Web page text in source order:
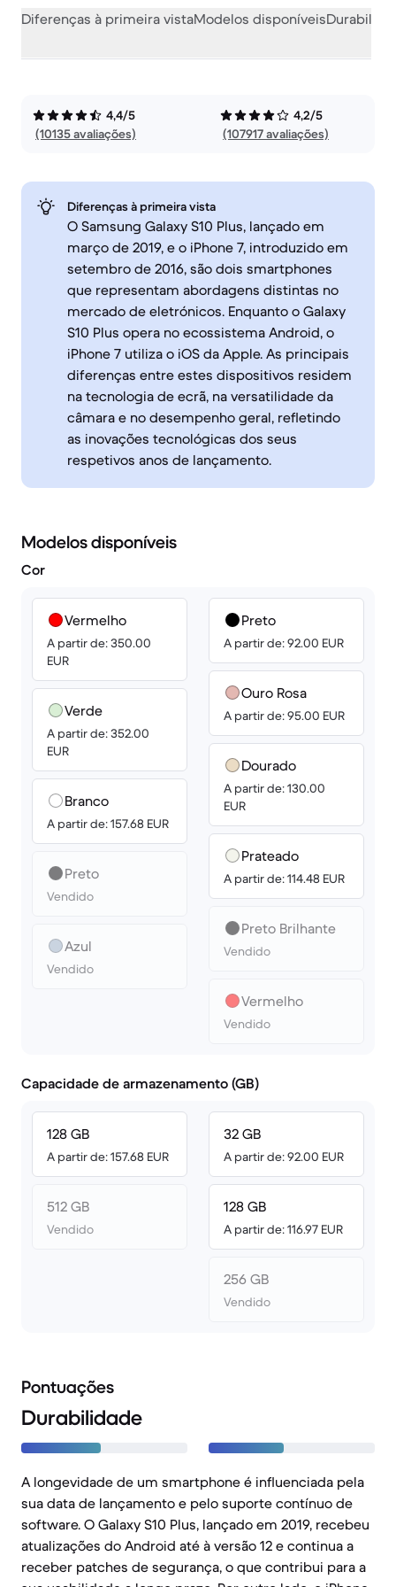
Diferenças à primeira vistaModelos disponíveis
4,4/5
(10135 avaliações)
4,2/5
(107917 avaliações)
Diferenças à primeira vista
O Samsung Galaxy S10 Plus, lançado em
março de 2019, e o iPhone 7, introduzido em
setembro de 2016, são dois smartphones
que representam abordagens distintas no
mercado de eletrónicos. Enquanto o Galaxy
S10 Plus opera no ecossistema Android, o
iPhone 7 utiliza o iOS da Apple. As principais
diferenças entre estes dispositivos residem
na tecnologia de ecrã, na versatilidade da
câmara e no desempenho geral, refletindo
as inovações tecnológicas dos seus
respetivos anos de lançamento.
Modelos disponíveis
Cor
Vermelho
A partir de: 350.00
EUR
Verde
A partir de: 352.00
EUR
Branco
A partir de: 157.68 EUR
Preto
Vendido
Azul
Vendido
Preto
A partir de: 92.00 EUR
Ouro Rosa
A partir de: 95.00 EUR
Dourado
A partir de: 130.00
EUR
Prateado
A partir de: 114.48 EUR
Preto Brilhante
Vendido
Vermelho
Vendido
Capacidade de armazenamento (GB)
128 GB
A partir de: 157.68 EUR
512 GB
Vendido
32 GB
A partir de: 92.00 EUR
128 GB
A partir de: 116.97 EUR
256 GB
Vendido
Pontuações
Durabilidade
A longevidade de um smartphone é influenciada pela
sua data de lançamento e pelo suporte contínuo de
software. O Galaxy S10 Plus, lançado em 2019, recebeu
atualizações do Android até à versão 12 e continua a
receber patches de segurança, o que contribui para a